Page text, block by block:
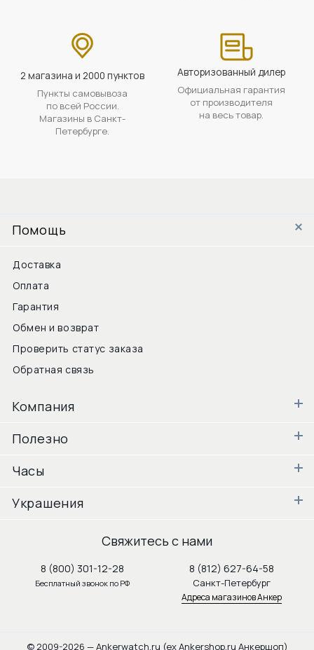
2 магазина и 2000 пунктов
Пункты самовывоза
по всей России.
Магазины в Санкт-
Петербурге.
Авторизованный дилер
Официальная гарантия
от производителя
на весь товар.
Помощь
Доставка
Оплата
Гарантия
Обмен и возврат
Проверить статус заказа
Обратная связь
Компания
Полезно
Часы
Украшения
Свяжитесь с нами
8 (800) 301-12-28
Бесплатный звонок по РФ
8 (812) 627-64-58
Санкт-Петербург
Адреса магазинов Анкер
© 2009-2026 — Ankerwatch.ru (ex Ankershop.ru Анкершоп)